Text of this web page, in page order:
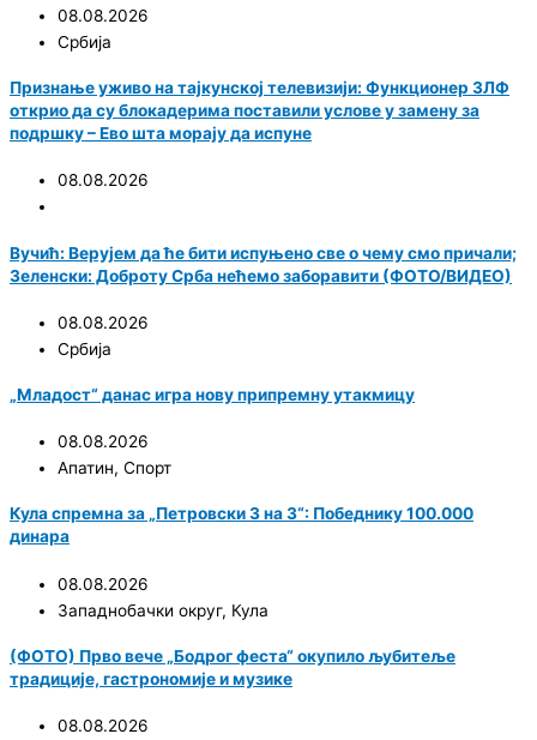
08.08.2026
Србија
Признање уживо на тајкунској телевизији: Функционер ЗЛФ
открио да су блокадерима поставили услове у замену за
подршку – Ево шта морају да испуне
08.08.2026
Вучић: Верујем да ће бити испуњено све о чему смо причали;
Зеленски: Доброту Срба нећемо заборавити (ФОТО/ВИДЕО)
08.08.2026
Србија
„Младост“ данас игра нову припремну утакмицу
08.08.2026
Апатин, Спорт
Кула спремна за „Петровски 3 на 3“: Победнику 100.000
динара
08.08.2026
Западнобачки округ, Кула
(ФОТО) Прво вече „Бодрог феста“ окупило љубитеље
традиције, гастрономије и музике
08.08.2026